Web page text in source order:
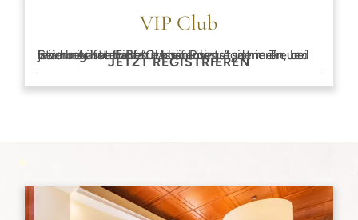
VIP Club
Stammgäste haben es bei uns gut, denn Treue wird belohnt. Einfach kostenlos registrieren, bei jedem Aufenthalt “Classic Points” sammeln und beim nächsten Besuch einlösen.
JETZT REGISTRIEREN